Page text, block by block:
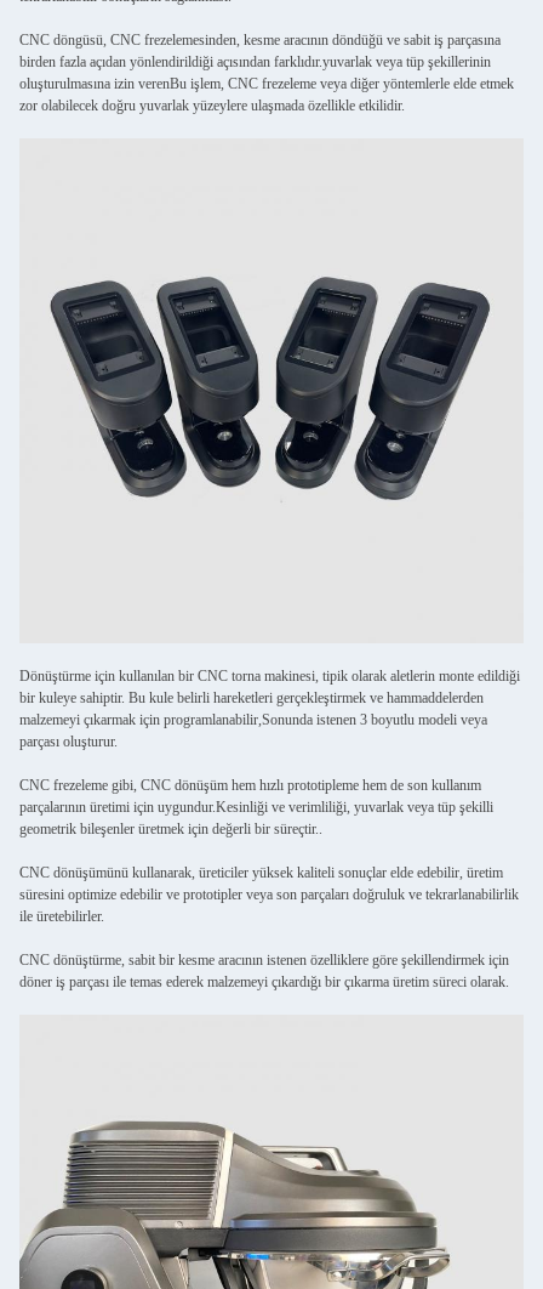
CNC döngüsü, CNC frezelemesinden, kesme aracının döndüğü ve sabit iş parçasına
birden fazla açıdan yönlendirildiği açısından farklıdır.yuvarlak veya tüp şekillerinin
oluşturulmasına izin verenBu işlem, CNC frezeleme veya diğer yöntemlerle elde etmek
zor olabilecek doğru yuvarlak yüzeylere ulaşmada özellikle etkilidir.
Dönüştürme için kullanılan bir CNC torna makinesi, tipik olarak aletlerin monte edildiği
bir kuleye sahiptir. Bu kule belirli hareketleri gerçekleştirmek ve hammaddelerden
malzemeyi çıkarmak için programlanabilir,Sonunda istenen 3 boyutlu modeli veya
parçası oluşturur.
CNC frezeleme gibi, CNC dönüşüm hem hızlı prototipleme hem de son kullanım
parçalarının üretimi için uygundur.Kesinliği ve verimliliği, yuvarlak veya tüp şekilli
geometrik bileşenler üretmek için değerli bir süreçtir..
CNC dönüşümünü kullanarak, üreticiler yüksek kaliteli sonuçlar elde edebilir, üretim
süresini optimize edebilir ve prototipler veya son parçaları doğruluk ve tekrarlanabilirlik
ile üretebilirler.
CNC dönüştürme, sabit bir kesme aracının istenen özelliklere göre şekillendirmek için
döner iş parçası ile temas ederek malzemeyi çıkardığı bir çıkarma üretim süreci olarak.